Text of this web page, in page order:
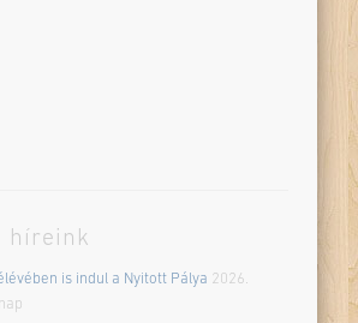
híreink
is indul a Nyitott Pálya 2026.